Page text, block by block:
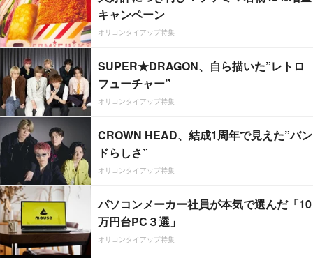
キャンペーン
オリコンタイアップ特集
SUPER★DRAGON、自ら描いた”レトロ
フューチャー”
オリコンタイアップ特集
CROWN HEAD、結成1周年で見えた”バン
ドらしさ”
オリコンタイアップ特集
パソコンメーカー社員が本気で選んだ「10
万円台PC３選」
オリコンタイアップ特集